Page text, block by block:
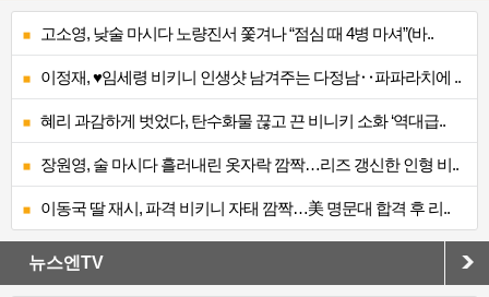
고소영, 낮술 마시다 노량진서 쫓겨나 “점심 때 4병 마셔”(바..
이정재, ♥임세령 비키니 인생샷 남겨주는 다정남‥파파라치에 ..
혜리 과감하게 벗었다, 탄수화물 끊고 끈 비니키 소화 ‘역대급..
장원영, 술 마시다 흘러내린 옷자락 깜짝…리즈 갱신한 인형 비..
이동국 딸 재시, 파격 비키니 자태 깜짝…美 명문대 합격 후 리..
뉴스엔TV